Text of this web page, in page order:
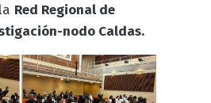
Red Regional de
nodo Caldas.